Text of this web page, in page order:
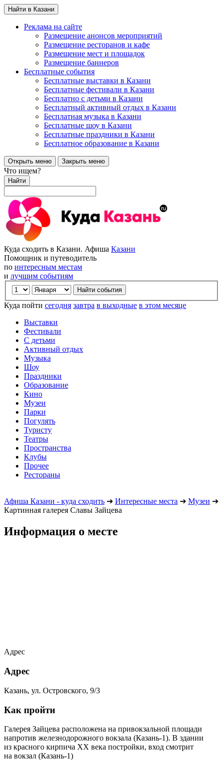
Найти в Казани
Реклама на сайте
Размещение анонсов мероприятий
Размещение ресторанов и кафе
Размещение мест и площадок
Размещение баннеров
Бесплатные события
Бесплатные выставки в Казани
Бесплатные фестивали в Казани
Бесплатно с детьми в Казани
Бесплатный активный отдых в Казани
Бесплатная музыка в Казани
Бесплатные шоу в Казани
Бесплатные праздники в Казани
Бесплатное образование в Казани
Открыть меню Закрыть меню
Что ищем?
Найти
Куда сходить в Казани. Афиша Казани
Помощник и путеводитель
по интересным местам
и лучшим событиям
Куда пойти сегодня завтра в выходные в этом месяце
Выставки
Фестивали
С детьми
Активный отдых
Музыка
Шоу
Праздники
Образование
Кино
Музеи
Парки
Погулять
Туристу
Театры
Пространства
Клубы
Прочее
Рестораны
Афиша Казани - куда сходить ➔ Интересные места ➔ Музеи ➔
Картинная галерея Славы Зайцева
Информация о месте
Адрес
Адрес
Казань, ул. Островского, 9/3
Как пройти
Галерея Зайцева расположена на привокзальной площади
напротив железнодорожного вокзала (Казань-1). В здании
из красного кирпича ХХ века постройки, вход смотрит
на вокзал (Казань-1)